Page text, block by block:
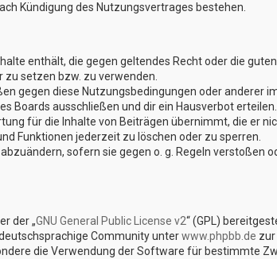
Kündigung des Nutzungsvertrages bestehen.
enthält, die gegen geltendes Recht oder die
setzen bzw. zu verwenden.
gegen diese Nutzungsbedingungen oder anderer
Boards ausschließen und dir ein Hausverbot erteilen.
für die Inhalte von Beiträgen übernimmt, die er
Funktionen jederzeit zu löschen oder zu sperren.
sofern sie gegen o. g. Regeln verstoßen
der „GNU General Public License v2“ (GPL)
Community unterwww.phpbb.de
die Verwendung der Software für bestimmte